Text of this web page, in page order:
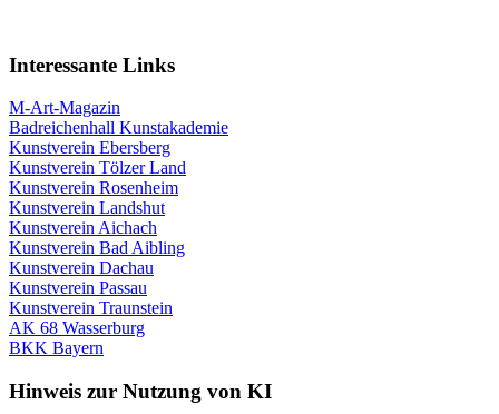
Interessante Links
M-Art-Magazin
Badreichenhall Kunstakademie
Kunstverein Ebersberg
Kunstverein Tölzer Land
Kunstverein Rosenheim
Kunstverein Landshut
Kunstverein Aichach
Kunstverein Bad Aibling
Kunstverein Dachau
Kunstverein Passau
Kunstverein Traunstein
AK 68 Wasserburg
BKK Bayern
Hinweis zur Nutzung von KI